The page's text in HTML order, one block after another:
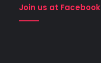
Join us at Facebook